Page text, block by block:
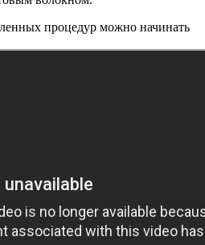
процедур можно начинать